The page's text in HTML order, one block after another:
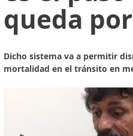
queda
Dicho sistema va a permitir
mortalidad en el tránsito en